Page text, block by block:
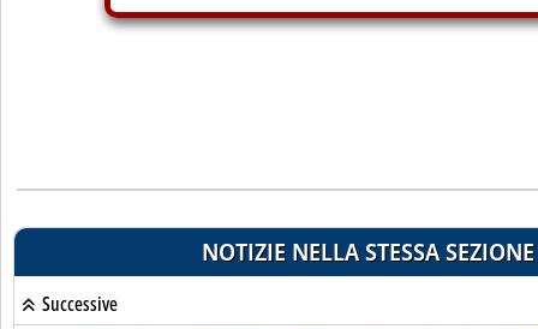
NOTIZIE NELLA STESSA SEZIONE
Successive